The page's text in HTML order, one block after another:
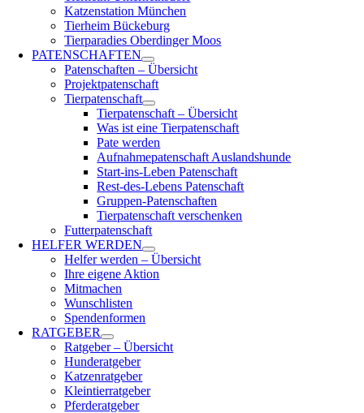
Katzenstation München
Tierheim Bückeburg
Tierparadies Oberdinger Moos
PATENSCHAFTEN
Patenschaften – Übersicht
Projektpatenschaft
Tierpatenschaft
Tierpatenschaft – Übersicht
Was ist eine Tierpatenschaft
Pate werden
Aufnahmepatenschaft Auslandshunde
Start-ins-Leben Patenschaft
Rest-des-Lebens Patenschaft
Gruppen-Patenschaften
Tierpatenschaft verschenken
Futterpatenschaft
HELFER WERDEN
Helfer werden – Übersicht
Ihre eigene Aktion
Mitmachen
Wunschlisten
Spendenformen
RATGEBER
Ratgeber – Übersicht
Hunderatgeber
Katzenratgeber
Kleintierratgeber
Pferderatgeber